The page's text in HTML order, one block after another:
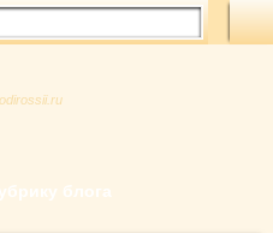
блога